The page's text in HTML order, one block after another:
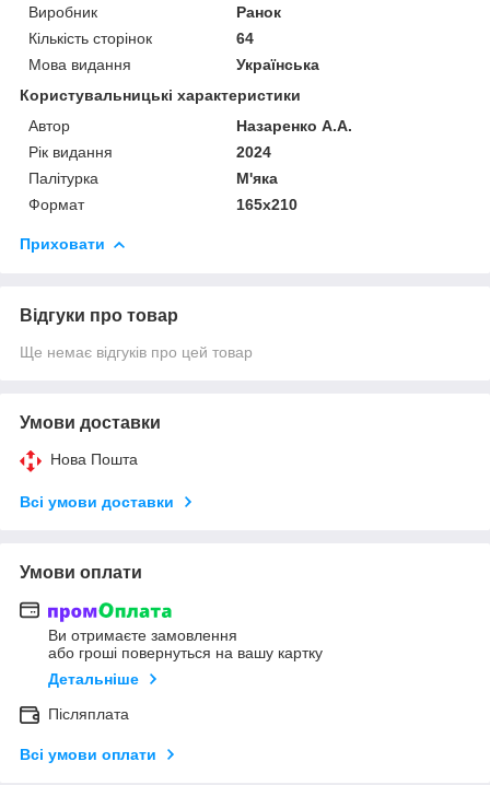
Виробник
Ранок
Кількість сторінок
64
Мова видання
Українська
Користувальницькі характеристики
Автор
Назаренко А.А.
Рік видання
2024
Палітурка
М'яка
Формат
165х210
Приховати
Відгуки про товар
Ще немає відгуків про цей товар
Умови доставки
Нова Пошта
Всі умови доставки
Умови оплати
Ви отримаєте замовлення
або гроші повернуться на вашу картку
Детальніше
Післяплата
Всі умови оплати